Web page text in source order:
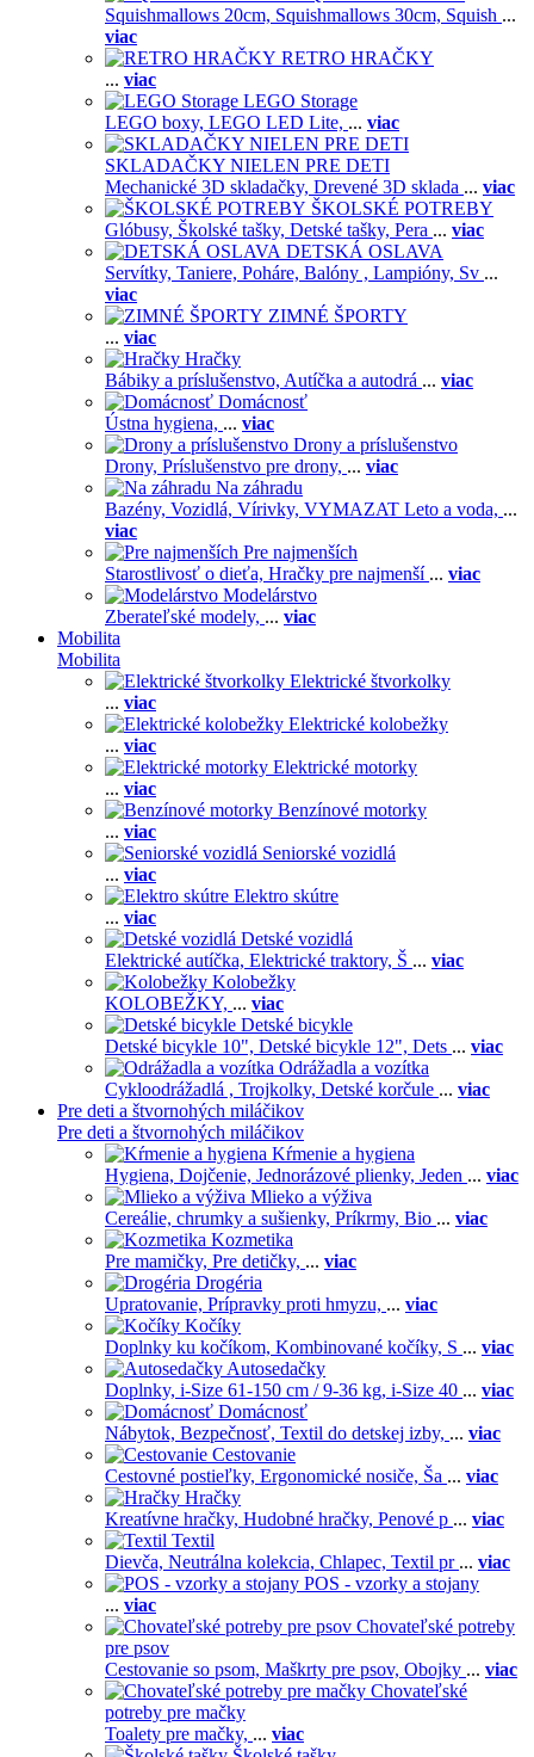
Squishmallows 20cm, Squishmallows 30cm, Squish ...
viac
RETRO HRAČKY
... viac
LEGO Storage
LEGO boxy, LEGO LED Lite, ... viac
SKLADAČKY NIELEN PRE DETI
Mechanické 3D skladačky, Drevené 3D sklada ... viac
ŠKOLSKÉ POTREBY
Glóbusy, Školské tašky, Detské tašky, Pera ... viac
DETSKÁ OSLAVA
Servítky, Taniere, Poháre, Balóny , Lampióny, Sv ...
viac
ZIMNÉ ŠPORTY
... viac
Hračky
Bábiky a príslušenstvo, Autíčka a autodrá ... viac
Domácnosť
Ústna hygiena, ... viac
Drony a príslušenstvo
Drony, Príslušenstvo pre drony, ... viac
Na záhradu
Bazény, Vozidlá, Vírivky, VYMAZAT Leto a voda, ...
viac
Pre najmenších
Starostlivosť o dieťa, Hračky pre najmenší ... viac
Modelárstvo
Zberateľské modely, ... viac
Mobilita
Mobilita
Elektrické štvorkolky
... viac
Elektrické kolobežky
... viac
Elektrické motorky
... viac
Benzínové motorky
... viac
Seniorské vozidlá
... viac
Elektro skútre
... viac
Detské vozidlá
Elektrické autíčka, Elektrické traktory, Š ... viac
Kolobežky
KOLOBEŽKY, ... viac
Detské bicykle
Detské bicykle 10", Detské bicykle 12", Dets ... viac
Odrážadla a vozítka
Cykloodrážadlá , Trojkolky, Detské korčule ... viac
Pre deti a štvornohých miláčikov
Pre deti a štvornohých miláčikov
Kŕmenie a hygiena
Hygiena, Dojčenie, Jednorázové plienky, Jeden ... viac
Mlieko a výživa
Cereálie, chrumky a sušienky, Príkrmy, Bio ... viac
Kozmetika
Pre mamičky, Pre detičky, ... viac
Drogéria
Upratovanie, Prípravky proti hmyzu, ... viac
Kočíky
Doplnky ku kočíkom, Kombinované kočíky, S ... viac
Autosedačky
Doplnky, i-Size 61-150 cm / 9-36 kg, i-Size 40 ... viac
Domácnosť
Nábytok, Bezpečnosť, Textil do detskej izby, ... viac
Cestovanie
Cestovné postieľky, Ergonomické nosiče, Ša ... viac
Hračky
Kreatívne hračky, Hudobné hračky, Penové p ... viac
Textil
Dievča, Neutrálna kolekcia, Chlapec, Textil pr ... viac
POS - vzorky a stojany
... viac
Chovateľské potreby
pre psov
Cestovanie so psom, Maškrty pre psov, Obojky ... viac
Chovateľské
potreby pre mačky
Toalety pre mačky, ... viac